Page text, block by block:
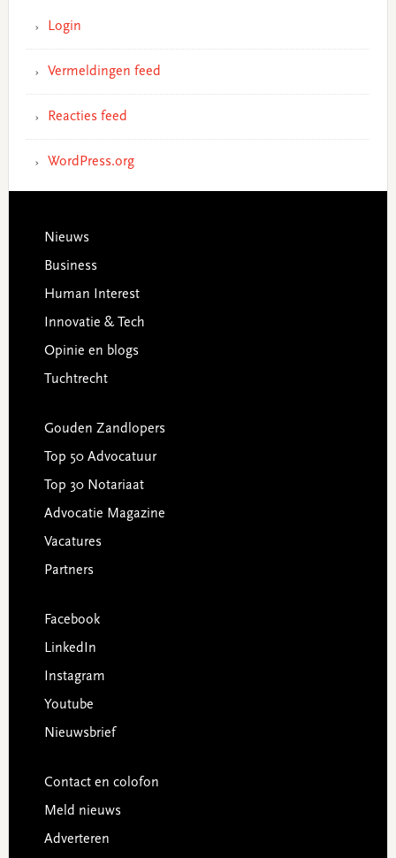
Login
Vermeldingen feed
Reacties feed
WordPress.org
Footer
Nieuws
Business
Human Interest
Innovatie & Tech
Opinie en blogs
Tuchtrecht
Gouden Zandlopers
Top 50 Advocatuur
Top 30 Notariaat
Advocatie Magazine
Vacatures
Partners
Facebook
LinkedIn
Instagram
Youtube
Nieuwsbrief
Contact en colofon
Meld nieuws
Adverteren